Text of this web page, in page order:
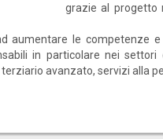
grazie al progetto
aumentare le competenze
in particolare nei
avanzato, servizi alla